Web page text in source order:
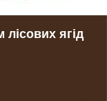
ягід